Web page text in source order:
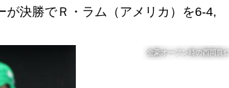
決勝でＲ・ラム（アメリカ）を6-4,
全豪オープン時の西岡良仁